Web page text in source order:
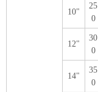
10"
25
0
12"
30
0
14"
35
0